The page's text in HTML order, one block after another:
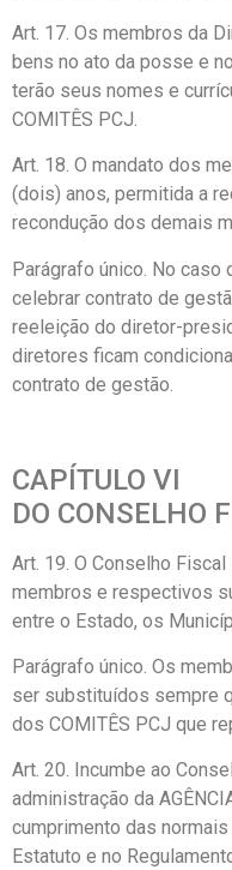
Art. 17. Os membros da
bens no ato da posse e
terão seus nomes e
COMITÊS PCJ.
Art. 18. O mandato dos
(dois) anos, permitida a
recondução dos demais
Parágrafo único. No caso
celebrar contrato de
reeleição do diretor-
diretores ficam
contrato de gestão.
CAPÍTULO VI
DO CONSELHO
Art. 19. O Conselho
membros e respectivos
entre o Estado, os
Parágrafo único. Os
ser substituídos sempre
dos COMITÊS PCJ que
Art. 20. Incumbe ao
administração da
cumprimento das
Estatuto e no